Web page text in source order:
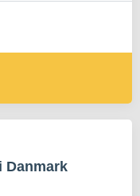
Danmark